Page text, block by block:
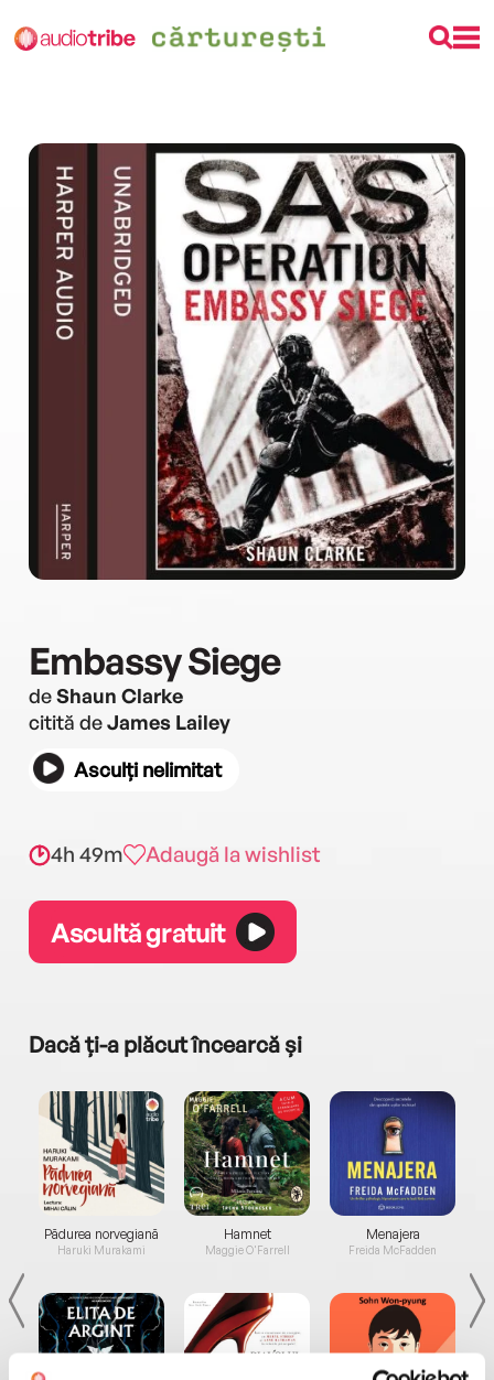
Embassy Siege
deShaun Clarke
citită deJames Lailey
Asculți nelimitat
4h 49m Adaugă la wishlist
Ascultă gratuit
Dacă ți-a plăcut încearcă și
Pădurea norvegiană
Haruki Murakami
Hamnet
Maggie O'Farrell
Menajera
Freida McFadden